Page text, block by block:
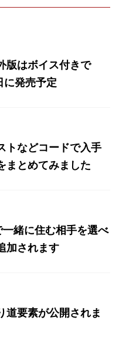
版はボイス付きで
発売予定
トなどコードで入手
まとめてみました
一緒に住む相手を選べ
加されます
道要素が公開されま